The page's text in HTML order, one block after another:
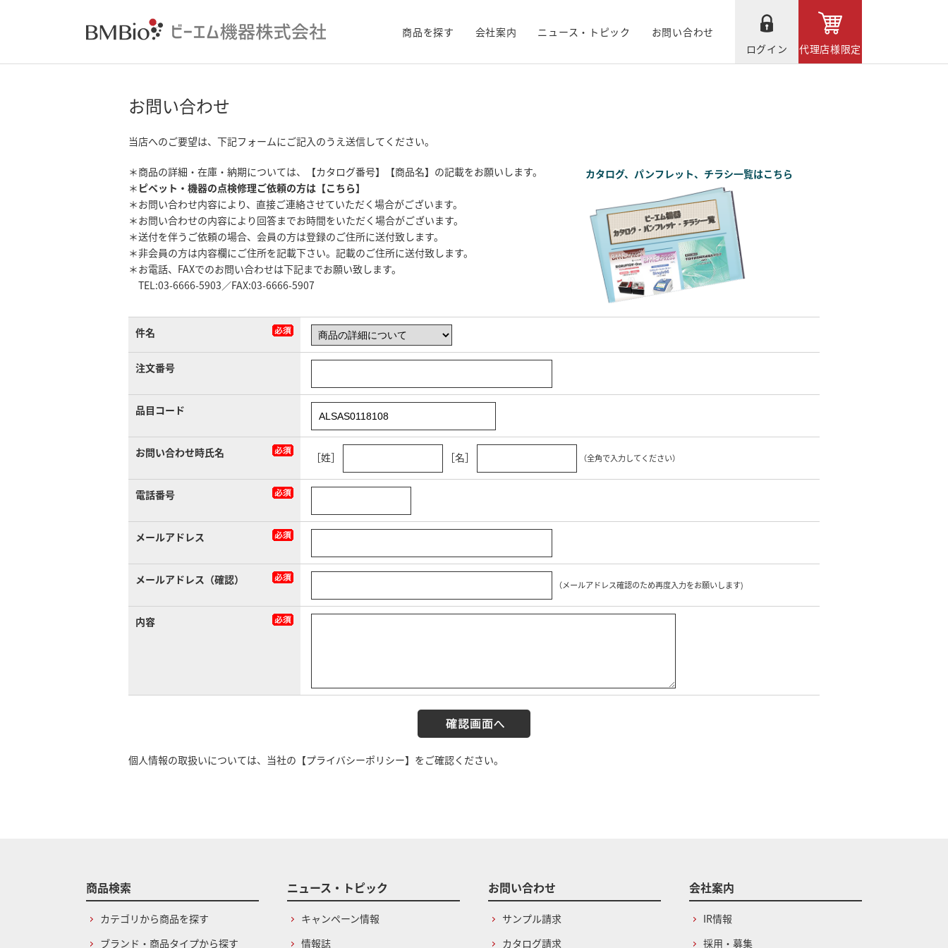
商品を探す 会社案内 ニュース・トピック
お問い合わせ
ログイン
代理店様限定
お問い合わせ
当店へのご要望は、下記フォームにご記入のうえ送信してください。
＊商品の詳細・在庫・納期については、【カタログ番号】【商品名】の記載をお願いします。
＊ ピペット・機器の点検修理ご依頼の方は【こちら】
＊お問い合わせ内容により、直接ご連絡させていただく場合がございます。
＊お問い合わせの内容により回答までお時間をいただく場合がございます。
＊送付を伴うご依頼の場合、会員の方は登録のご住所に送付致します。
＊非会員の方は内容欄にご住所を記載下さい。記載のご住所に送付致します。
＊お電話、FAXでのお問い合わせは下記までお願い致します。
TEL:03-6666-5903／FAX:03-6666-5907
カタログ、パンフレット、チラシ一覧はこちら
件名
注文番号
品目コード
お問い合わせ時氏名 ［姓］ ［名］ （全角で入力してください）
電話番号
メールアドレス
メールアドレス（確認） （メールアドレス確認のため再度入力をお願いします)
内容
個人情報の取扱いについては、当社の 【プライバシーポリシー】 をご確認ください。
商品検索
カテゴリから商品を探す
ブランド・商品タイプから探す
ニュース・トピック
キャンペーン情報
情報誌
お問い合わせ
サンプル請求
カタログ請求
会社案内
IR情報
採用・募集